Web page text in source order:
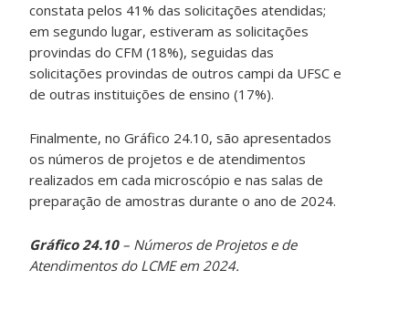
constata pelos 41% das solicitações atendidas;
em segundo lugar, estiveram as solicitações
provindas do CFM (18%), seguidas das
solicitações provindas de outros campi da UFSC e
de outras instituições de ensino (17%).
Finalmente, no Gráfico 24.10, são apresentados
os números de projetos e de atendimentos
realizados em cada microscópio e nas salas de
preparação de amostras durante o ano de 2024.
Gráfico 24.10– Números de Projetos e de
Atendimentos do LCME em 2024.